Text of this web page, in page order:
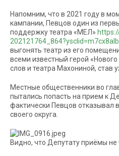
Напомним, что в 2021 году в
кампании, Певцов один из
поддержку театра «МЕЛ»
выгонять театр из его
всеми известный герой «Нового
слов и театра Махониной, став
Местные общественники во
пытались попасть на прием к
фактически Певцов отказывал
своего округа.
Видно, что Депутату приёмы